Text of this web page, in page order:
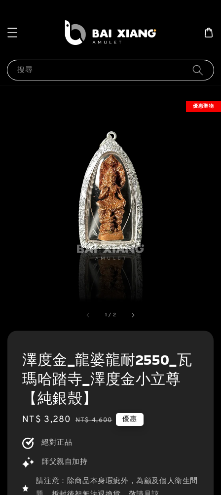
搜尋
1 / 2
優惠聖物
澤度金_龍婆龍耐2550_瓦
瑪哈踏寺_澤度金小立尊
【純銀殼】
Sale
NT$ 3,280 Regular
NT$ 4,600 優惠
絕對正品
師父親自加持
請注意：除商品本身瑕疵外，為顧及個人衛生問